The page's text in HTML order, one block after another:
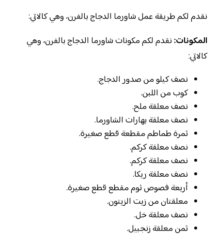
نقدم لكم طريقة عمل شاورما الدجاج بالفرن، وهي كالاتي:
المكونات: نقدم لكم مكونات شاورما الدجاج بالفرن، وهي
كالاتي:
نصف كيلو من صدور الدجاج.
كوب من اللبن.
نصف معلقة ملح.
نصف معلقة بهارات الشاورما.
ثمرة طماطم مقطعة قطع صغيرة.
نصف معلقة كركم.
نصف معلقة كركم.
نصف معلقة ريكا.
أربعة فصوص ثوم مقطع قطع صغيرة.
معلقتان من زيت الزيتون.
نصف معلقة خل.
ثمن معلقة زنجبيل.